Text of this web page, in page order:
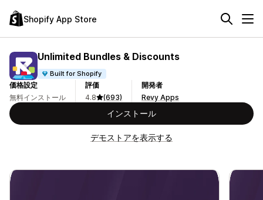
Shopify App Store
Unlimited Bundles & Discounts
Built for Shopify
価格設定
無料インストール
評価
4.8
(693)
開発者
Revy Apps
インストール
デモストアを表示する